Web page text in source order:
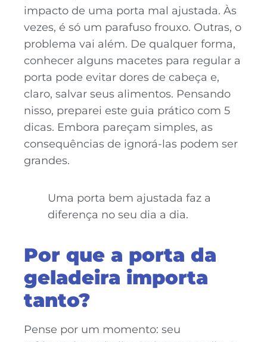
impacto de uma porta mal ajustada. Às
vezes, é só um parafuso frouxo. Outras, o
problema vai além. De qualquer forma,
conhecer alguns macetes para regular a
porta pode evitar dores de cabeça e,
claro, salvar seus alimentos. Pensando
nisso, preparei este guia prático com 5
dicas. Embora pareçam simples, as
consequências de ignorá-las podem ser
grandes.
Uma porta bem ajustada faz a
diferença no seu dia a dia.
Por que a porta da
geladeira importa
tanto?
Pense por um momento: seu